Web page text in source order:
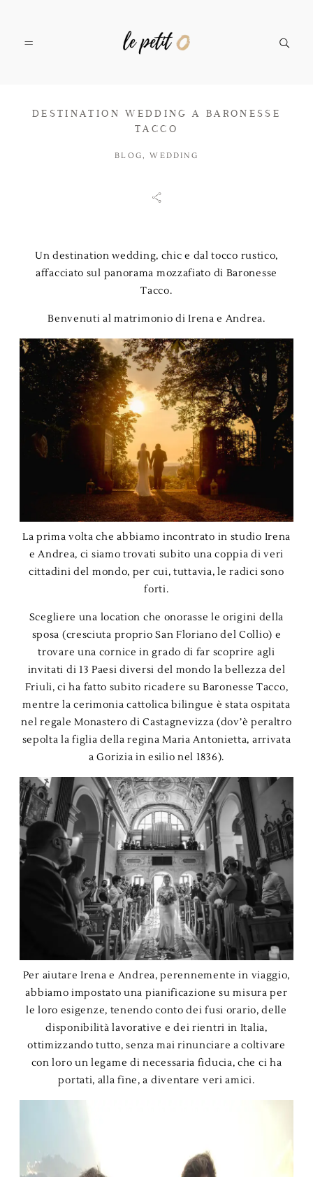
CONTATTI
BLOG
DESTINATION WEDDING A BARONESSE
TACCO
BLOG,WEDDING
Un destination wedding, chic e dal tocco rustico,
affacciato sul panorama mozzafiato di Baronesse
Tacco.
Benvenuti al matrimonio di Irena e Andrea.
La prima volta che abbiamo incontrato in studio Irena
e Andrea, ci siamo trovati subito una coppia di veri
cittadini del mondo, per cui, tuttavia, le radici sono
forti.
Scegliere una location che onorasse le origini della
sposa (cresciuta proprio San Floriano del Collio) e
trovare una cornice in grado di far scoprire agli
invitati di 13 Paesi diversi del mondo la bellezza del
Friuli, ci ha fatto subito ricadere su Baronesse Tacco,
mentre la cerimonia cattolica bilingue è stata ospitata
nel regale Monastero di Castagnevizza (dov’è peraltro
sepolta la figlia della regina Maria Antonietta, arrivata
a Gorizia in esilio nel 1836).
Per aiutare Irena e Andrea, perennemente in viaggio,
abbiamo impostato una pianificazione su misura per
le loro esigenze, tenendo conto dei fusi orario, delle
disponibilità lavorative e dei rientri in Italia,
ottimizzando tutto, senza mai rinunciare a coltivare
con loro un legame di necessaria fiducia, che ci ha
portati, alla fine, a diventare veri amici.